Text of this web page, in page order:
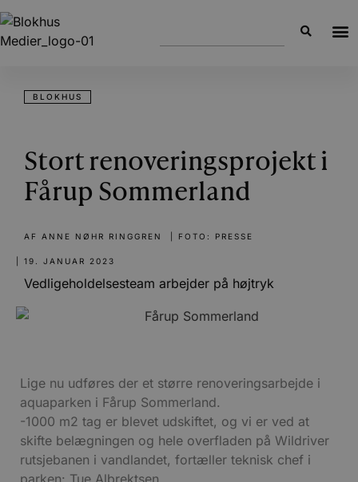
BLOKHUS
Stort renoveringsprojekt i
Fårup Sommerland
AF ANNE NØHR RINGGREN | FOTO: PRESSE
19. JANUAR 2023
Vedligeholdelsesteam arbejder på højtryk
Lige nu udføres der et større renoveringsarbejde i
aquaparken i Fårup Sommerland.
-1000 m2 tag er blevet udskiftet, og vi er ved at
skifte belægningen og hele overfladen på Wildriver
rutsjebanen i vandlandet, fortæller teknisk chef i
parken: Tue Albrektsen.